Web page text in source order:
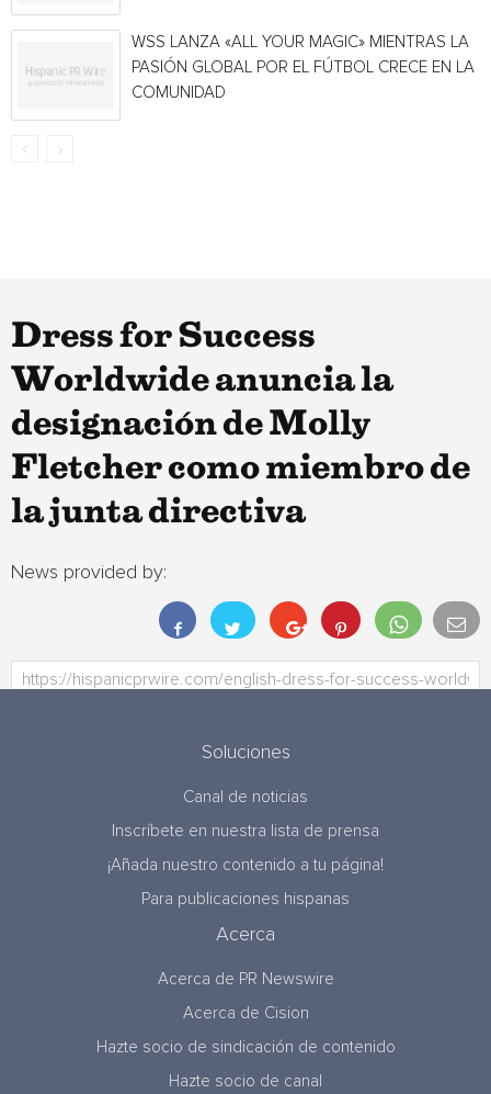
WSS LANZA «ALL YOUR MAGIC» MIENTRAS LA
PASIÓN GLOBAL POR EL FÚTBOL CRECE EN LA
COMUNIDAD
Dress for Success
Worldwide anuncia la
designación de Molly
Fletcher como miembro de
la junta directiva
News provided by:
Soluciones
Canal de noticias
Inscríbete en nuestra lista de prensa
¡Añada nuestro contenido a tu página!
Para publicaciones hispanas
Acerca
Acerca de PR Newswire
Acerca de Cision
Hazte socio de sindicación de contenido
Hazte socio de canal